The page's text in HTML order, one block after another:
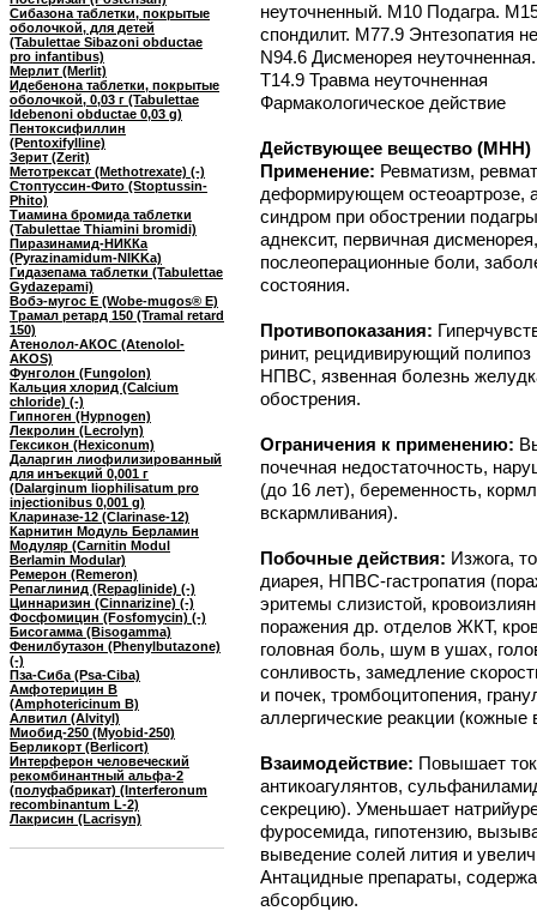
Сибазона таблетки, покрытые
оболочкой, для детей
(Tabulettae Sibazoni obductae
pro infantibus)
Мерлит (Merlit)
Идебенона таблетки, покрытые
оболочкой, 0,03 г (Tabulettae
Idebenoni obductae 0,03 g)
Пентоксифиллин
(Pentoxifylline)
Зерит (Zerit)
Метотрексат (Methotrexate) (-)
Стоптуссин-Фито (Stoptussin-
Phito)
Тиамина бромида таблетки
(Tabulettae Thiamini bromidi)
Пиразинамид-НИККа
(Pyrazinamidum-NIKKa)
Гидазепама таблетки (Tabulettae
Gydazepami)
Вобэ-мугос Е (Wobe-mugos® E)
Трамал ретард 150 (Tramal retard
150)
Атенолол-АКОС (Atenolol-
AKOS)
Фунголон (Fungolon)
Кальция хлорид (Calcium
chloride) (-)
Гипноген (Hypnogen)
Лекролин (Lecrolyn)
Гексикон (Hexiconum)
Даларгин лиофилизированный
для инъекций 0,001 г
(Dalarginum liophilisatum pro
injectionibus 0,001 g)
Клариназе-12 (Clarinase-12)
Карнитин Модуль Берламин
Модуляр (Carnitin Modul
Berlamin Modular)
Ремерон (Remeron)
Репаглинид (Repaglinide) (-)
Циннаризин (Cinnarizine) (-)
Фосфомицин (Fosfomycin) (-)
Бисогамма (Bisogamma)
Фенилбутазон (Phenylbutazone)
(-)
Пза-Сиба (Psa-Ciba)
Амфотерицин B
(Amphotericinum B)
Алвитил (Alvityl)
Миобид-250 (Myobid-250)
Берликорт (Berlicort)
Интерферон человеческий
рекомбинантный альфа-2
(полуфабрикат) (Interferonum
recombinantum L-2)
Лакрисин (Lacrisyn)
неуточненный. M10 Подагра.
спондилит. M77.9 Энтезопатия
N94.6 Дисменорея
T14.9 Травма неуточненная
Фармакологическое действие
Действующее вещество (МНН)
Применение: Ревматизм,
деформирующем остеоартрозе,
синдром при обострении
аднексит, первичная
послеоперационные боли,
состояния.
Противопоказания:
ринит, рецидивирующий
НПВС, язвенная болезнь
обострения.
Ограничения к применению:
почечная недостаточность,
(до 16 лет), беременность,
вскармливания).
Побочные действия: Изжога,
диарея, НПВС-гастропатия
эритемы слизистой,
поражения др. отделов ЖКТ,
головная боль, шум в ушах,
сонливость, замедление
и почек, тромбоцитопения,
аллергические реакции
Взаимодействие: Повышает
антикоагулянтов,
секрецию). Уменьшает
фуросемида, гипотензию,
выведение солей лития и
Антацидные препараты,
абсорбцию.